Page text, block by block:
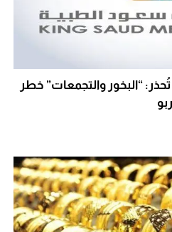
“البخور والتجمعات” خطر